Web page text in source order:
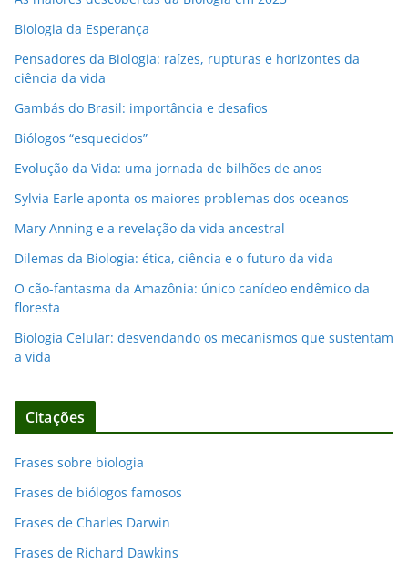
Biologia da Esperança
Pensadores da Biologia: raízes, rupturas e horizontes da
ciência da vida
Gambás do Brasil: importância e desafios
Biólogos “esquecidos”
Evolução da Vida: uma jornada de bilhões de anos
Sylvia Earle aponta os maiores problemas dos oceanos
Mary Anning e a revelação da vida ancestral
Dilemas da Biologia: ética, ciência e o futuro da vida
O cão-fantasma da Amazônia: único canídeo endêmico da
floresta
Biologia Celular: desvendando os mecanismos que sustentam
a vida
Citações
Frases sobre biologia
Frases de biólogos famosos
Frases de Charles Darwin
Frases de Richard Dawkins